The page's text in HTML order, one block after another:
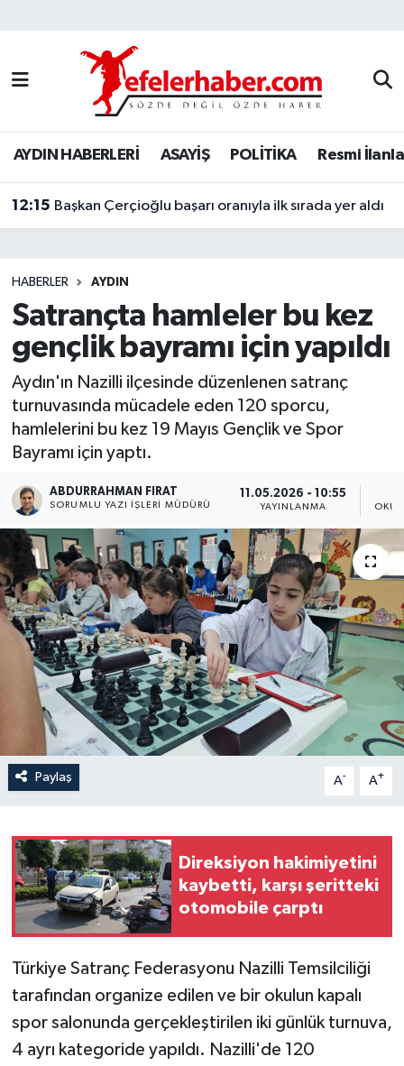
AYDIN HABERLERİ ASAYİŞ POLİTİKA Resmi
12:15 Başkan Çerçioğlu başarı oranıyla ilk sırada yer aldı
HABERLER AYDIN
Satrançta hamleler bu kez
gençlik bayramı için yapıldı
Aydın'ın Nazilli ilçesinde düzenlenen satranç
turnuvasında mücadele eden 120 sporcu,
hamlelerini bu kez 19 Mayıs Gençlik ve Spor
Bayramı için yaptı.
ABDURRAHMAN FIRAT
SORUMLU YAZI İŞLERI MÜDÜRÜ
11.05.2026 - 10:55
YAYINLANMA
Paylaş A- A+
Direksiyon hakimiyetini
kaybetti, karşı şeritteki
otomobile çarptı
Türkiye Satranç Federasyonu Nazilli Temsilciliği
tarafından organize edilen ve bir okulun kapalı
spor salonunda gerçekleştirilen iki günlük turnuva,
4 ayrı kategoride yapıldı. Nazilli'de 120
Nöbetçi Eczaneler
Hava Durumu
Aydin Namaz Vakitleri
Trafik Durumu
Son Dakika Haberleri
Haber Arşivi